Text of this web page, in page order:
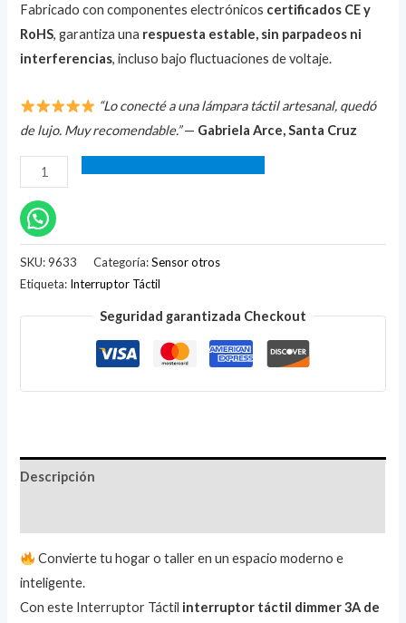
Fabricado con componentes electrónicos certificados CE y
RoHS, garantiza una respuesta estable, sin parpadeos ni
interferencias, incluso bajo fluctuaciones de voltaje.
“Lo conecté a una lámpara táctil artesanal, quedó
de lujo. Muy recomendable.”— Gabriela Arce, Santa Cruz
SKU:9633 Categoría:Sensor otros
Etiqueta: Interruptor Táctil
Seguridad garantizada Checkout
Descripción
Convierte tu hogar o taller en un espacio moderno e
inteligente.
Con este Interruptor Táctil interruptor táctil dimmer 3A de